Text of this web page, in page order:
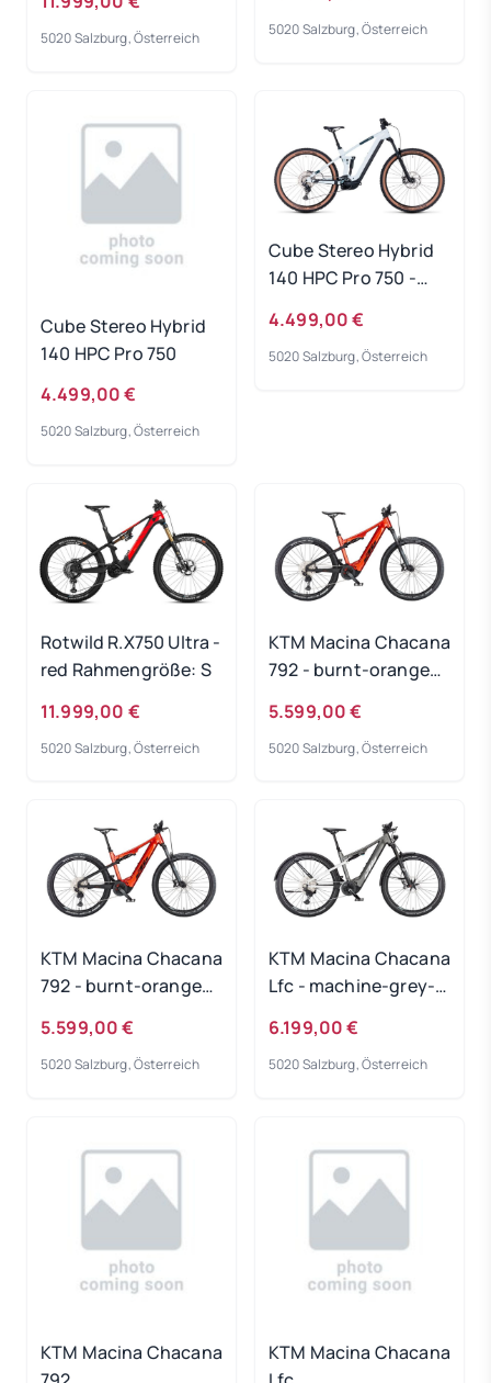
5020 Salzburg, Österreich 5020 Salzburg, Österreich
Cube Stereo Hybrid
140 HPC Pro 750
4.499,00 €
5020 Salzburg, Österreich
Cube Stereo Hybrid
140 HPC Pro 750 -
Rahmengröße: L
4.499,00 €
5020 Salzburg, Österreich
Rotwild R.X750 Ultra -
red Rahmengröße: S
11.999,00 €
5020 Salzburg, Österreich
KTM Macina Chacana
792 - burnt-orange
5.599,00 €
5020 Salzburg, Österreich
KTM Macina Chacana
792 - burnt-orange
5.599,00 €
5020 Salzburg, Österreich
KTM Macina Chacana
Lfc - machine-grey-
XL
6.199,00 €
5020 Salzburg, Österreich
KTM Macina Chacana
KTM Macina Chacana